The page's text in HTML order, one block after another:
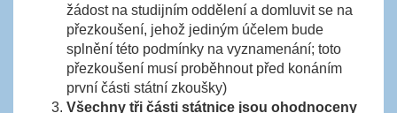
žádost na studijním oddělení a domluvit se na
přezkoušení, jehož jediným účelem bude
splnění této podmínky na vyznamenání; toto
přezkoušení musí proběhnout před konáním
první části státní zkoušky)
Všechny tři části státnice jsou ohodnoceny